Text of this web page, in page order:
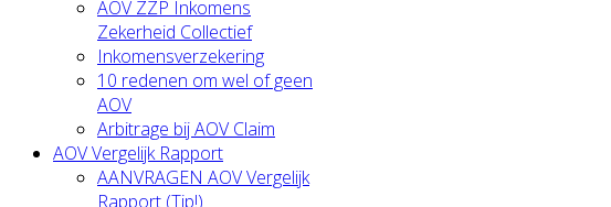
AOV ZZP Inkomens
Zekerheid Collectief
Inkomensverzekering
10 redenen om wel of geen
AOV
Arbitrage bij AOV Claim
AOV Vergelijk Rapport
AANVRAGEN AOV Vergelijk
Rapport (Tip!)